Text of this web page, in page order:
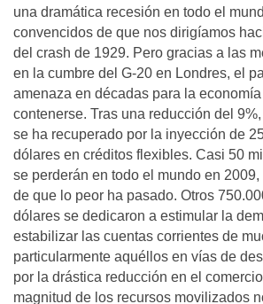
una dramática recesión en todo el
convencidos de que nos dirigíamos
del crash de 1929. Pero gracias a las
en la cumbre del G-20 en Londres, el
amenaza en décadas para la
contenerse. Tras una reducción del
se ha recuperado por la inyección de
dólares en créditos flexibles. Casi 50
se perderán en todo el mundo en
de que lo peor ha pasado. Otros
dólares se dedicaron a estimular la
estabilizar las cuentas corrientes de
particularmente aquéllos en vías de
por la drástica reducción en el
magnitud de los recursos movilizados